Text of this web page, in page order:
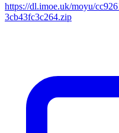
https://dl.imoe.uk/moyu/
3cb43fc3c264.zip